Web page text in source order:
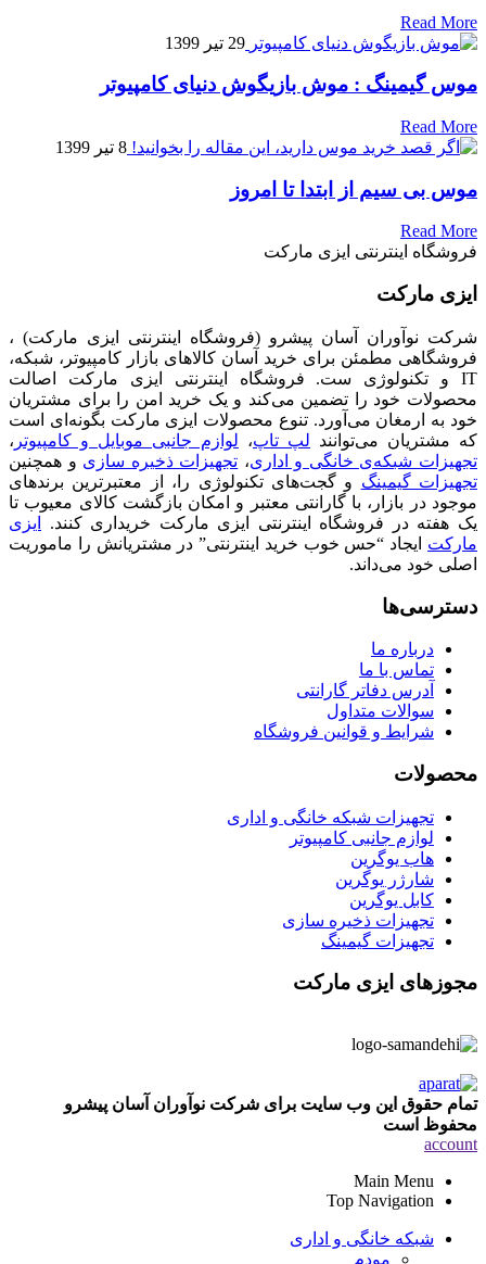
Read More
29 تیر 1399
موس گیمینگ : موش بازیگوش دنیای کامپیوتر
Read More
8 تیر 1399
موس بی سیم از ابتدا تا امروز
Read More
فروشگاه اینترنتی ایزی مارکت
ایزی مارکت
شرکت نوآوران آسان پیشرو (فروشگاه اینترنتی ایزی مارکت) ،
فروشگاهی مطمئن برای خرید آسان کالاهای بازار کامپیوتر، شبکه،
IT و تکنولوژی ست. فروشگاه اینترنتی ایزی مارکت اصالت
محصولات خود را تضمین می‌کند و یک خرید امن را برای مشتریان
خود به ارمغان می‌آورد. تنوع محصولات ایزی مارکت بگونه‌ای است
که مشتریان می‌توانند لپ تاپ، لوازم جانبی موبایل و کامپیوتر ،
تجهیزات شبکه‌ی خانگی و اداری، تجهیزات ذخیره سازی و همچنین
تجهیزات گیمینگ و گجت‌های تکنولوژی را، از معتبرترین برندهای
موجود در بازار، با گارانتی معتبر و امکان بازگشت کالای معیوب تا
یک هفته در فروشگاه اینترنتی ایزی مارکت خریداری کنند.
ایزی
مارکت ایجاد “حس خوب خرید اینترنتی” در مشتریانش را ماموریت
اصلی خود می‌داند.
دسترسی‌ها
درباره ما
تماس با ما
آدرس دفاتر گارانتی
سوالات متداول
شرایط و قوانین فروشگاه
محصولات
تجهیزات شبکه خانگی و اداری
لوازم جانبی کامپیوتر
هاب یوگرین
شارژر یوگرین
کابل یوگرین
تجهیزات ذخیره سازی
تجهیزات گیمینگ
مجوزهای ایزی مارکت
تمام حقوق این وب سایت برای شرکت نوآوران آسان پیشرو
محفوظ است
account
Main Menu
Top Navigation
شبکه خانگی و اداری
مودم